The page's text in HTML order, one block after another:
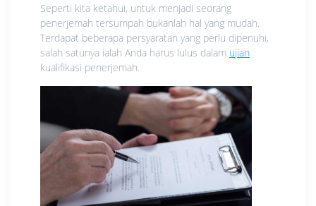
Seperti kita ketahui, untuk menjadi seorang
penerjemah tersumpah bukanlah hal yang mudah.
Terdapat beberapa persyaratan yang perlu dipenuhi,
salah satunya ialah Anda harus lulus dalam ujian
kualifikasi penerjemah.